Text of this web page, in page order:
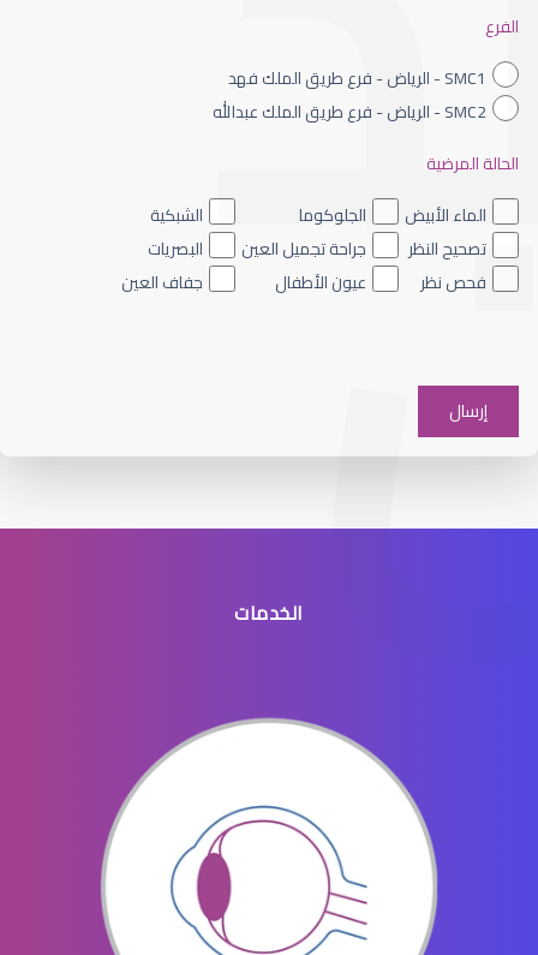
طبيب عيون الرياض
افضل طبيب عيون جنوب الرياض
افضل دكتور عيون في النسيم
الفرع
SMC1 - الرياض - فرع طريق الملك فهد
SMC2 - الرياض - فرع طريق الملك عبدالله
الحالة المرضية
الماء الأبيض
الجلوكوما
الشبكية
تصحيح النظر
جراحة تجميل العين
البصريات
فحص نظر
عيون الأطفال جفاف العين
الخدمات